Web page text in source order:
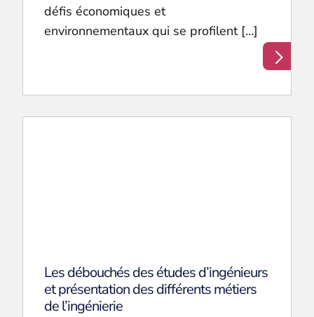
défis économiques et
environnementaux qui se profilent […]
Les débouchés des études d’ingénieurs
et présentation des différents métiers
de l’ingénierie